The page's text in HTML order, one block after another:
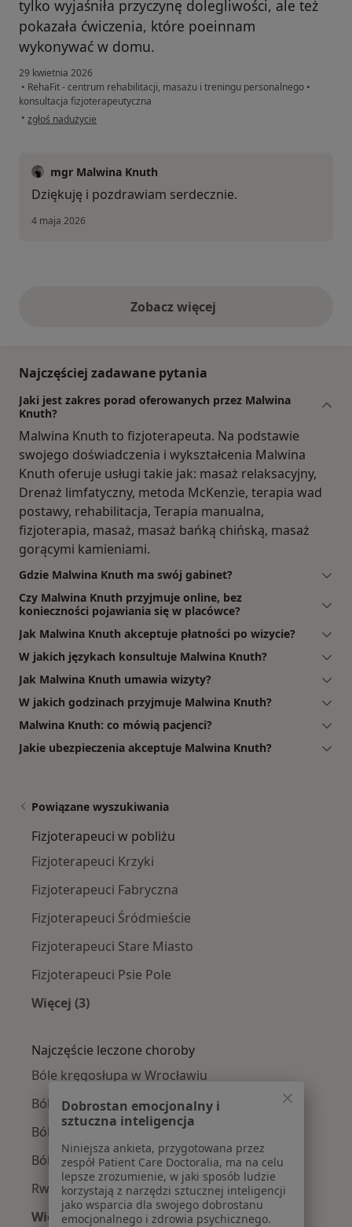
tylko wyjaśniła przyczynę dolegliwości, ale też
pokazała ćwiczenia, które poeinnam
wykonywać w domu.
29 kwietnia 2026
• RehaFit - centrum rehabilitacji, masażu i treningu personalnego •
konsultacja fizjoterapeutyczna
• w opinii użytkownika Elżbieta
zgłoś nadużycie
mgr Malwina Knuth
Dziękuję i pozdrawiam serdecznie.
4 maja 2026
Zobacz więcejopinie powyżej
Najczęściej zadawane pytania
Jaki jest zakres porad oferowanych przez Malwina
Knuth?
Malwina Knuth to fizjoterapeuta. Na podstawie
swojego doświadczenia i wykształcenia Malwina
Knuth oferuje usługi takie jak: masaż relaksacyjny,
Drenaż limfatyczny, metoda McKenzie, terapia wad
postawy, rehabilitacja, Terapia manualna,
fizjoterapia, masaż, masaż bańką chińską, masaż
gorącymi kamieniami.
Gdzie Malwina Knuth ma swój gabinet?
Czy Malwina Knuth przyjmuje online, bez
konieczności pojawiania się w placówce?
Jak Malwina Knuth akceptuje płatności po wizycie?
W jakich językach konsultuje Malwina Knuth?
Jak Malwina Knuth umawia wizyty?
W jakich godzinach przyjmuje Malwina Knuth?
Malwina Knuth: co mówią pacjenci?
Jakie ubezpieczenia akceptuje Malwina Knuth?
Powiązane wyszukiwania
Fizjoterapeuci w pobliżu
Fizjoterapeuci Krzyki
Fizjoterapeuci Fabryczna
Fizjoterapeuci Śródmieście
Fizjoterapeuci Stare Miasto
Fizjoterapeuci Psie Pole
Więcej (3)
Najczęście leczone choroby
Bóle kręgosłupa w Wrocławiu
Ból barku w Wrocławiu
Ból biodra w Wrocławiu
Ból kolana w Wrocławiu
Rwa kulszowa w Wrocławiu
Więcej (15)
Dobrostan emocjonalny i
sztuczna inteligencja
Niniejsza ankieta, przygotowana przez
zespół Patient Care Doctoralia, ma na celu
lepsze zrozumienie, w jaki sposób ludzie
korzystają z narzędzi sztucznej inteligencji
jako wsparcia dla swojego dobrostanu
emocjonalnego i zdrowia psychicznego.